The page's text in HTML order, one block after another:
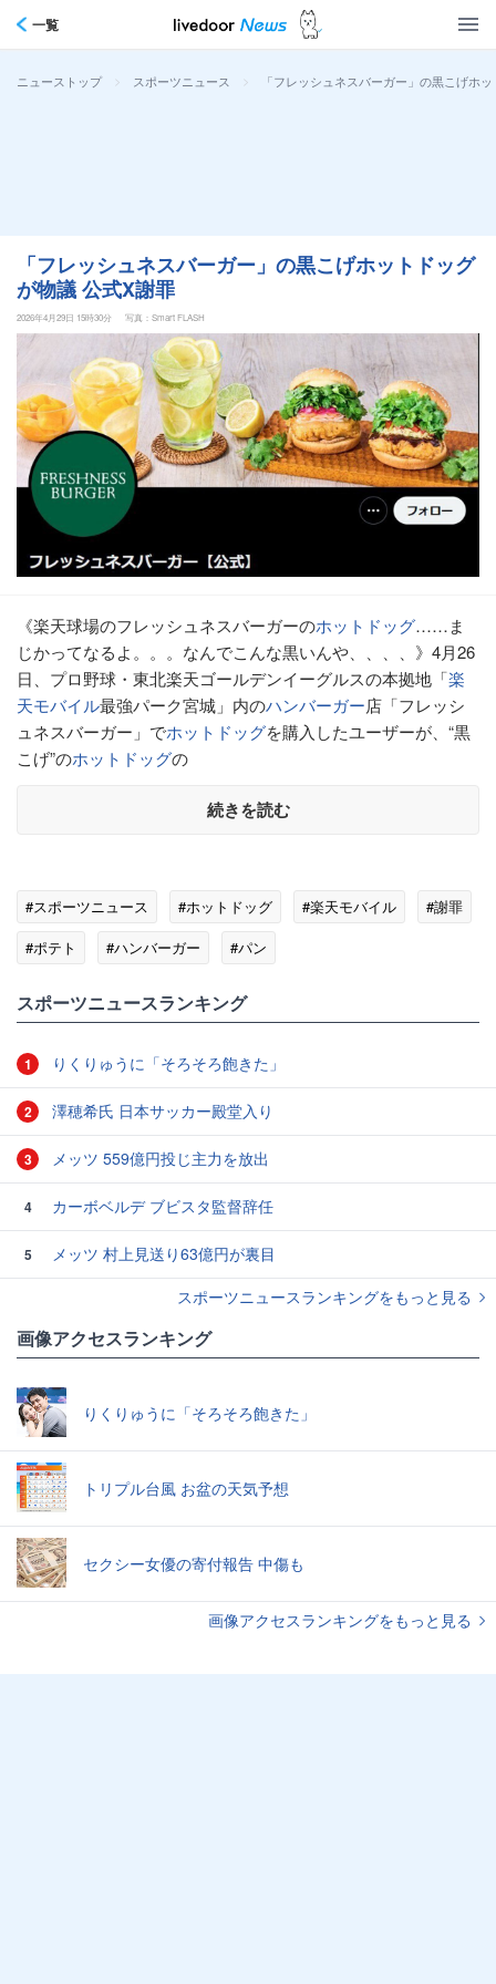
一覧
ニューストップ > スポーツニュース > 「フレッシュネスバーガー」の黒こげホ
「フレッシュネスバーガー」の黒こげホットドッグ
が物議 公式X謝罪
2026年4月29日 15時30分 写真：Smart FLASH
《楽天球場のフレッシュネスバーガーのホットドッグ……ま
じかってなるよ。。。なんでこんな黒いんや、、、、》4月26
日、プロ野球・東北楽天ゴールデンイーグルスの本拠地「楽
天モバイル最強パーク宮城」内のハンバーガー店「フレッシ
ュネスバーガー」でホットドッグを購入したユーザーが、“黒
こげ”のホットドッグの
続きを読む
#スポーツニュース #ホットドッグ #楽天モバイル
#謝罪
#ポテト
#ハンバーガー #パン
スポーツニュースランキング
1 りくりゅうに「そろそろ飽きた」
2 澤穂希氏 日本サッカー殿堂入り
3 メッツ 559億円投じ主力を放出
4 カーボベルデ ブビスタ監督辞任
5
メッツ 村上見送り63億円が裏目
スポーツニュースランキングをもっと見る
画像アクセスランキング
りくりゅうに「そろそろ飽きた」
トリプル台風 お盆の天気予想
セクシー女優の寄付報告 中傷も
画像アクセスランキングをもっと見る